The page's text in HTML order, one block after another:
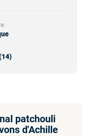
patchouli
d'Achille